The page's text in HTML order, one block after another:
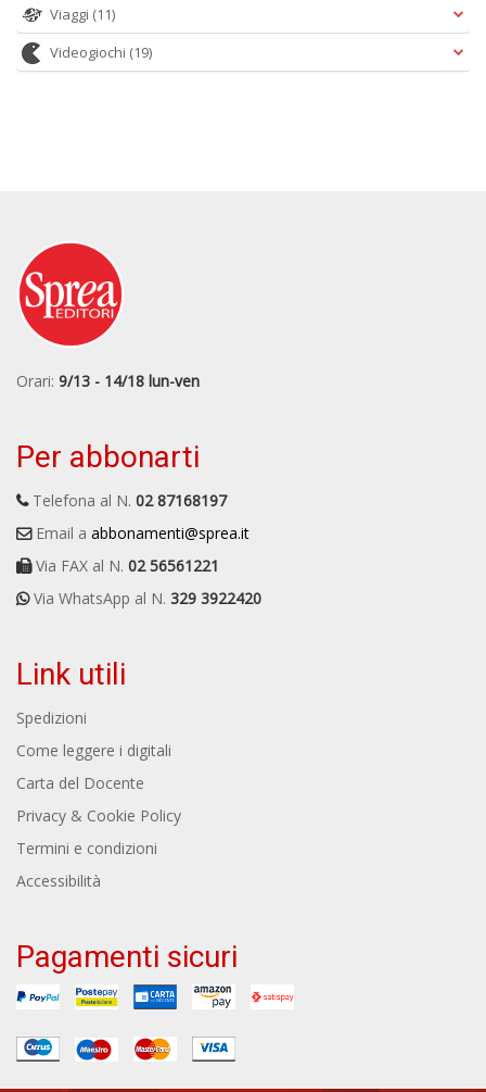
Viaggi (11)
Videogiochi (19)
Orari: 9/13 - 14/18 lun-ven
Per abbonarti
Telefona al N. 02 87168197
Email a abbonamenti@sprea.it
Via FAX al N. 02 56561221
Via WhatsApp al N. 329 3922420
Link utili
Spedizioni
Come leggere i digitali
Carta del Docente
Privacy & Cookie Policy
Termini e condizioni
Accessibilità
Pagamenti sicuri